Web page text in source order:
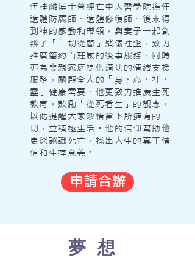
伍桂麟博士曾經在中大醫學院擔任
遺體防腐師、遺體修復師。後來得
到神的感動和帶領，與妻子一起創
辨了「一切從簡」殯儀社企，致力
推廣簡約而莊嚴的後事服務，同時
亦為喪親家庭提供適切的情緒支援
服務，關顧全人的「身、心、社、
靈」健康需要。他更致力推廣生死
教育，鼓勵「從死看生」的觀念，
以此提醒大家珍惜當下所擁有的一
切，並積極生活。他的信仰幫助他
更深認識死亡，找出人生的真正價
值和生存意義。
申請合辦
夢想